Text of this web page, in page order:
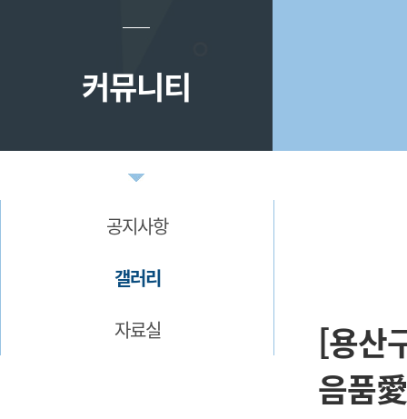
커뮤니티
공지사항
갤러리
자료실
[용산
음품